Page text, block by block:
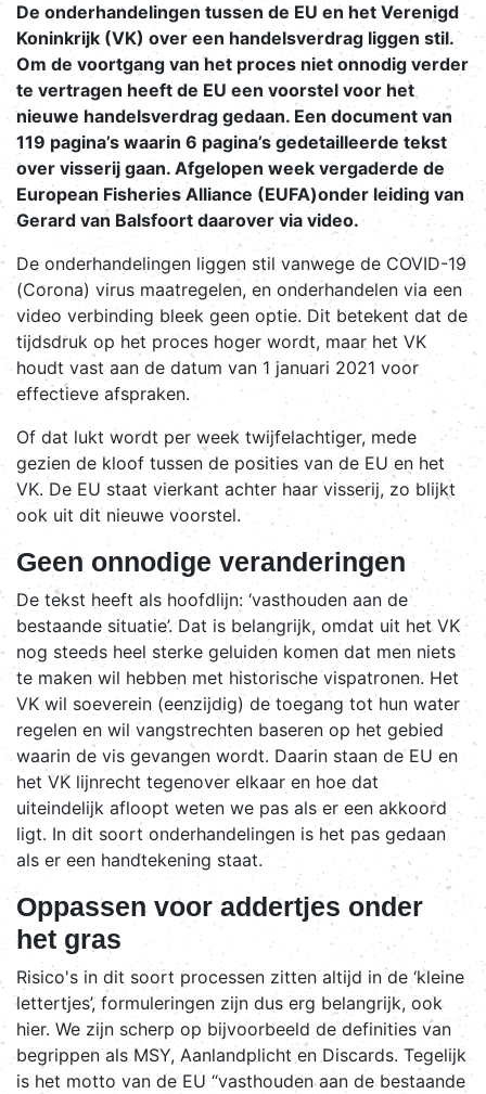
De onderhandelingen tussen de EU en het Verenigd
Koninkrijk (VK) over een handelsverdrag liggen stil.
Om de voortgang van het proces niet onnodig verder
te vertragen heeft de EU een voorstel voor het
nieuwe handelsverdrag gedaan. Een document van
119 pagina’s waarin 6 pagina’s gedetailleerde tekst
over visserij gaan. Afgelopen week vergaderde de
European Fisheries Alliance (EUFA)onder leiding van
Gerard van Balsfoort daarover via video.
De onderhandelingen liggen stil vanwege de COVID-19
(Corona) virus maatregelen, en onderhandelen via een
video verbinding bleek geen optie. Dit betekent dat de
tijdsdruk op het proces hoger wordt, maar het VK
houdt vast aan de datum van 1 januari 2021 voor
effectieve afspraken.
Of dat lukt wordt per week twijfelachtiger, mede
gezien de kloof tussen de posities van de EU en het
VK. De EU staat vierkant achter haar visserij, zo blijkt
ook uit dit nieuwe voorstel.
Geen onnodige veranderingen
De tekst heeft als hoofdlijn: ‘vasthouden aan de
bestaande situatie’. Dat is belangrijk, omdat uit het VK
nog steeds heel sterke geluiden komen dat men niets
te maken wil hebben met historische vispatronen. Het
VK wil soeverein (eenzijdig) de toegang tot hun water
regelen en wil vangstrechten baseren op het gebied
waarin de vis gevangen wordt. Daarin staan de EU en
het VK lijnrecht tegenover elkaar en hoe dat
uiteindelijk afloopt weten we pas als er een akkoord
ligt. In dit soort onderhandelingen is het pas gedaan
als er een handtekening staat.
Oppassen voor addertjes onder
het gras
Risico's in dit soort processen zitten altijd in de ‘kleine
lettertjes’, formuleringen zijn dus erg belangrijk, ook
hier. We zijn scherp op bijvoorbeeld de definities van
begrippen als MSY, Aanlandplicht en Discards. Tegelijk
is het motto van de EU “vasthouden aan de bestaande